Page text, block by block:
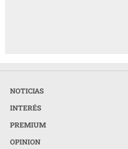
NOTICIAS
INTERÉS
PREMIUM
OPINION